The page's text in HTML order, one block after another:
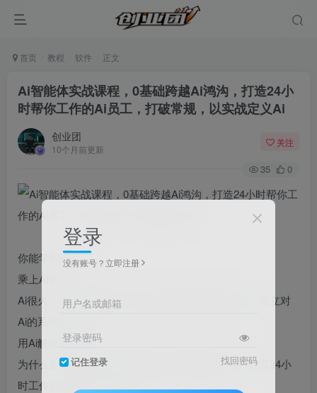
首页 教程 软件 正文
Ai智能体实战课程，0基础跨越Ai鸿沟，打造24小
时帮你工作的Ai员工，打破常规，以实战定义Ai
创业团
10个月前更新
关注
35 0
你能学到什么?
乘上AI的车
Ai很火，但是和我有什么关系?(以解决问题为目标，建立对
Ai的系统性认知)
用Ai解决问题
为什么别人的Ai就是比我的好用?(带着问题过来，带着24小
时工作的Ai数字员工离开)
登录
没有账号？立即注册
用户名或邮箱
登录密码
记住登录 找回密码